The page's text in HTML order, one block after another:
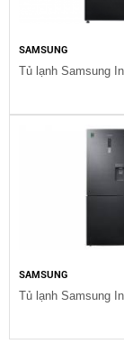
SAMSUNG
SAMSUNG